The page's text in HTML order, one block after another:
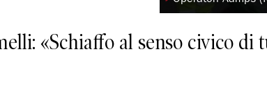
«Schiaffo al senso civico di